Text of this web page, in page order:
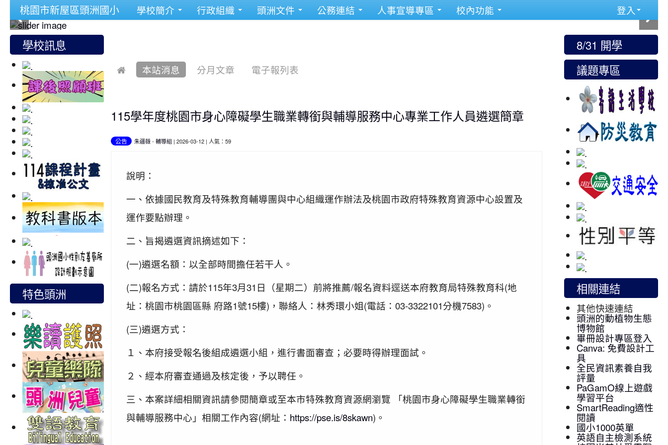
桃園市新屋區頭洲國小 學校簡介 行政組織 頭洲文件 公務連結 人事宣導專區 校內功能 登入
學校訊息
特色頭洲
本站消息 分月文章 電子報列表
115學年度桃園市身心障礙學生職業轉銜與輔導服務中心專業工作人員遴選簡章
公告 朱疆薇- 輔導組 | 2026-03-12 | 人氣：59
說明：
一、依據國民教育及特殊教育輔導團與中心組織運作辦法及桃園市政府特殊教育資源中心設置及
運作要點辦理。
二、旨揭遴選資訊摘述如下：
(一)遴選名額：以全部時間擔任若干人。
(二)報名方式：請於115年3月31日（星期二）前將推薦/報名資料逕送本府教育局特殊教育科(地
址：桃園市桃園區縣 府路1號15樓)，聯絡人：林秀環小姐(電話：03-3322101分機7583)。
(三)遴選方式：
１、本府接受報名後組成遴選小組，進行書面審查；必要時得辦理面試。
２、經本府審查通過及核定後，予以聘任。
三、本案詳細相關資訊請參閱簡章或至本市特殊教育資源網瀏覽 「桃園市身心障礙學生職業轉銜
與輔導服務中心」相關工作內容(網址： https://pse.is/8skawn)。
8/31 開學
議題專區
相關連結
其他快速連結
頭洲的動植物生態
博物館
畢冊設計專區登入
Canva: 免費設計工
具
全民資訊素養自我
評量
PaGamO線上遊戲
學習平台
SmartReading適性
閱讀
國小1000英單
英語自主檢測系統